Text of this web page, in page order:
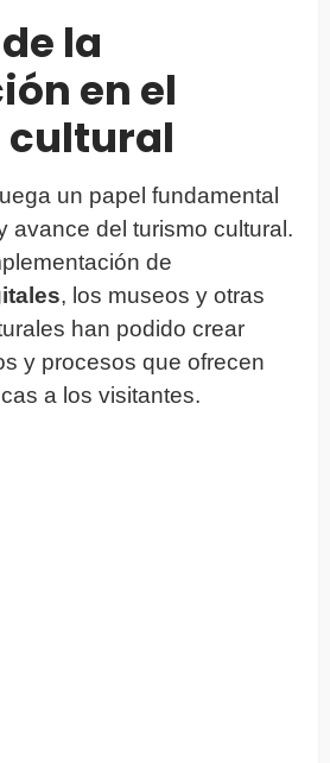
la
en el
un papel fundamental
avance del turismo cultural.
de
, los museos y otras
han podido crear
y procesos que ofrecen
a los visitantes.